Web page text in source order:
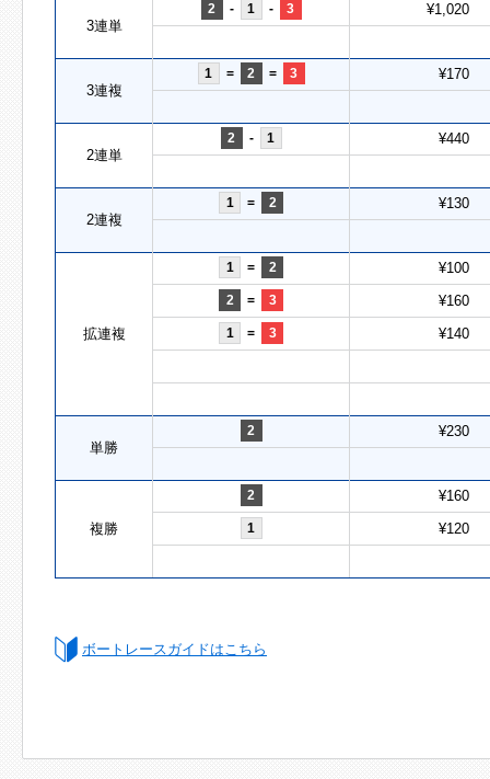
3連単
2 - 1 - 3 ¥1,020
3連複
1 = 2 = 3 ¥170
2連単
2 - 1 ¥440
2連複
1 = 2 ¥130
拡連複
1 = 2 ¥100
2 = 3 ¥160
1 = 3 ¥140
単勝
2 ¥230
複勝
2 ¥160
1 ¥120
ボートレースガイドはこちら